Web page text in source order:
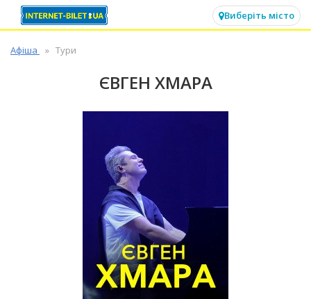
Виберіть місто
Афіша Тури
ЄВГЕН ХМАРА